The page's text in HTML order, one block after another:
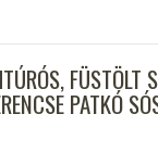
FÜSTÖLT
PATKÓ